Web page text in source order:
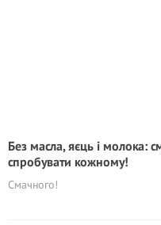
Без масла, яєць і молока:
спробувати кожному!
Смачного!